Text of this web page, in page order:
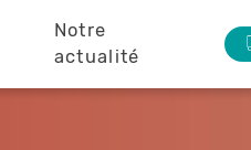
Notre
actualité